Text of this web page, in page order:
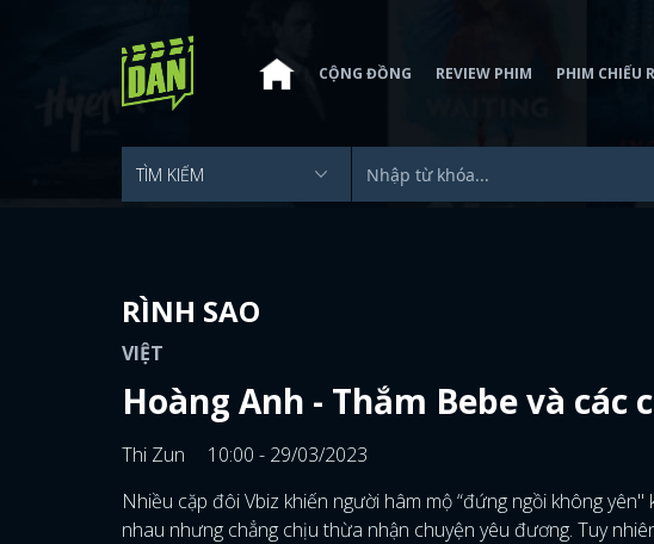
CỘNG ĐỒNG REVIEW PHIM PHIM CHIẾU
RÌNH SAO
VIỆT
Hoàng Anh - Thắm Bebe và
Thi Zun
10:00 - 29/03/2023
Nhiều cặp đôi Vbiz khiến người hâm mộ “đứng ngồi không
nhau nhưng chẳng chịu thừa nhận chuyện yêu đương. Tuy